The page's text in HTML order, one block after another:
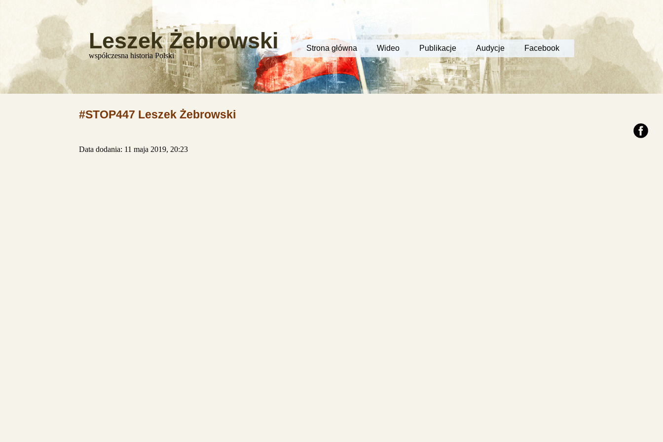
Leszek Żebrowski
współczesna historia Polski
Strona główna Wideo Publikacje Audycje Facebook
#STOP447 Leszek Żebrowski
Data dodania: 11 maja 2019, 20:23